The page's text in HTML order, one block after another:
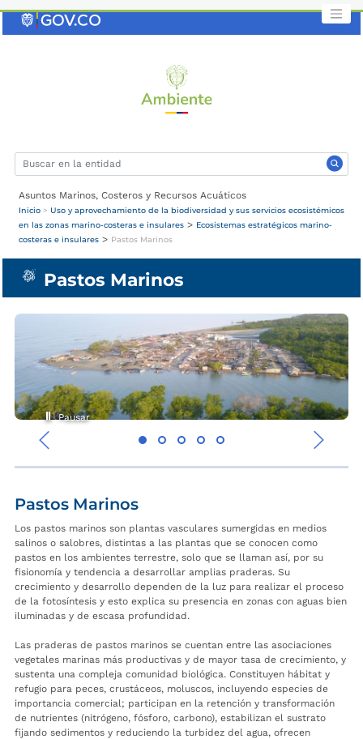
Asuntos Marinos, Costeros y Recursos Acuáticos
Inicio > Uso y aprovechamiento de la biodiversidad y sus servicios ecosistémicos
en las zonas marino-costeras e insulares > Ecosistemas estratégicos marino-
costeras e insulares > Pastos Marinos
Pastos Marinos
‹
›
Pausar
Pastos Marinos
Los pastos marinos son plantas vasculares sumergidas en medios
salinos o salobres, distintas a las plantas que se conocen como
pastos en los ambientes terrestre, solo que se llaman así, por su
fisionomía y tendencia a desarrollar amplias praderas. Su
crecimiento y desarrollo dependen de la luz para realizar el proceso
de la fotosíntesis y esto explica su presencia en zonas con aguas bien
iluminadas y de escasa profundidad.
Las praderas de pastos marinos se cuentan entre las asociaciones
vegetales marinas más productivas y de mayor tasa de crecimiento, y
sustenta una compleja comunidad biológica. Constituyen hábitat y
refugio para peces, crustáceos, moluscos, incluyendo especies de
importancia comercial; participan en la retención y transformación
de nutrientes (nitrógeno, fósforo, carbono), estabilizan el sustrato
fijando sedimentos y reduciendo la turbidez del agua, ofrecen